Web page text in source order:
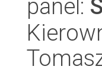
panel: